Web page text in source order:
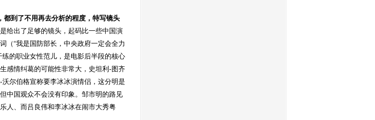
都到了不用再去分析的程度，特写镜头
给出了足够的镜头，起码比一些中国演
（“我是国防部长，中央政府一定会全力
练的职业女性范儿，是电影后半段的核心
感情纠葛的可能性非常大，史坦利-图齐
尔伯格宣称要李冰冰演情侣，这分明是
中国观众不会没有印象。邹市明的路见
人、而吕良伟和李冰冰在闹市大秀粤